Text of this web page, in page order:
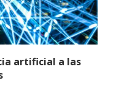
artificial a las